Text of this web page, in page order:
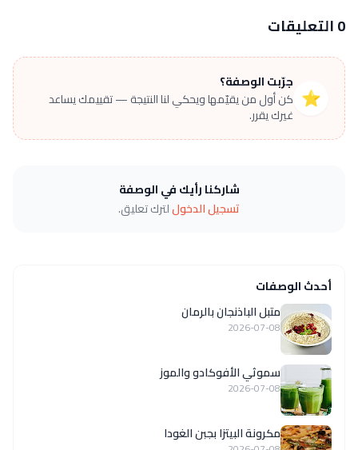
0 التعليقات
⭐
جرّبت الوصفة؟
كن أول من يقيّمها ويحكي لنا النتيجة — تقييمك يساعد
غيرك يقرر.
شاركنا رأيك في الوصفة
تسجيل الدخوللترك تعليق.
أحدث الوصفات
متبل الباذنجان بالرمان
2026-07-08
سموثي الأفوكادو والموز
2026-07-08
مكرونة البيتزا بجبن الغودا